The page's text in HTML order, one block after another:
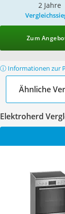
2 Jahre
Zum
ⓘ Informationen zur
Ähnliche
Elektroherd